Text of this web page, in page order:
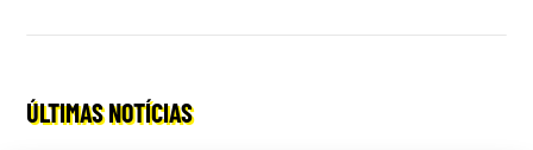
ÚLTIMAS NOTÍCIAS